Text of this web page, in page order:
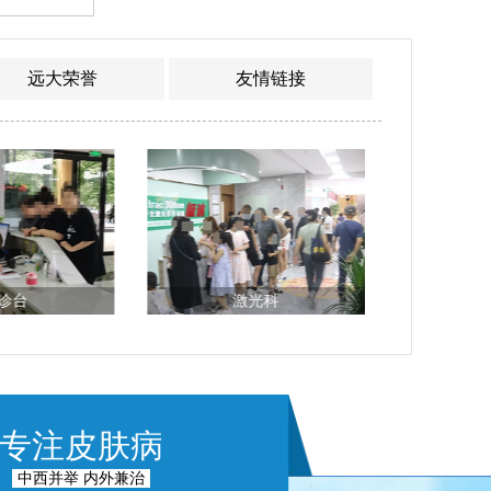
远大荣誉 友情链接
科 检验科
专注皮肤病
中西并举 内外兼治